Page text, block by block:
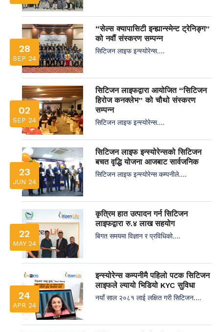
28
SEP 24
“सेल्स क्यापासिटी इन्ह्यान्स्मेन्ट ट्रेनिङ्ग”
को नवौं संस्करण सम्पन्न
सिटिजन लाइफ इन्स्योरेन्स....
02
SEP 24
सिटिजन लाइफद्वारा आयोजित “सिटिजन
हिरोज कनक्लेभ” को चौथो संस्करण
सम्पन्न
सिटिजन लाइफ इन्स्योरेन्स....
23
JUN 24
सिटिजन लाइफ इन्स्योरेन्सको सिटिजन
बचत वृद्धि योजना आजबाट सार्वजनिक
सिटिजन लाइफ इन्स्योरेन्स कम्पनीले....
22
MAY 24
कृत्रिम हात उत्पादन गर्न सिटिजन
लाइफद्वारा रु.४ लाख सहयोग
बिगत समयमा विज्ञान र प्रविधिको....
24
APR 24
इन्स्योरेन्स कम्पनीमै पहिलो पटक सिटिजन
लाइफले ल्यायो भिडियो KYC सुविधा
नयाँ साल २०८१ लाई लक्षित गरी सिटिजन....